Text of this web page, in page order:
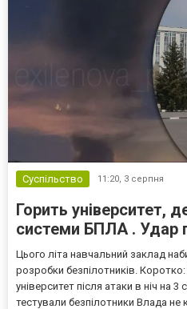
Суспільство 11:20, 3 серпня
Горить університет,
системи БПЛА . Удар
Цього літа навчальний заклад
розробки безпілотників.
університет після атаки в ніч на
тестували безпілотники Влада не